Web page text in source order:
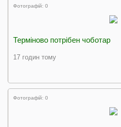
Фотографій: 0
Терміново потрібен чоботар
17 годин тому
Фотографій: 0